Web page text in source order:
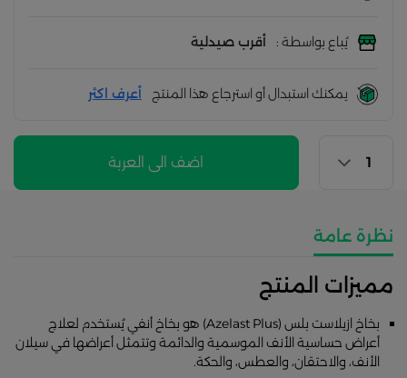
يُباع بواسطة : أقرب صيدلية
يمكنك استبدال أو استرجاع هذا المنتج أعرف اكثر
اضف الى العربة
نظرة عامة
مميزات المنتج
بخاخ ازيلاست بلس (Azelast Plus) هو بخاخ أنفي يُستخدم لعلاج
أعراض حساسية الأنف الموسمية والدائمة وتتمثل أعراضها في سيلان
الأنف، والاحتقان، والعطس، والحكة.